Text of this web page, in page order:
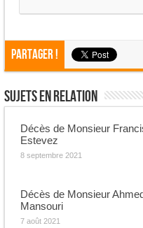
Partager !
Sujets En Relation
Décès de Monsieur
Estevez
8 septembre 2021
Décès de Monsieur
Mansouri
7 août 2021